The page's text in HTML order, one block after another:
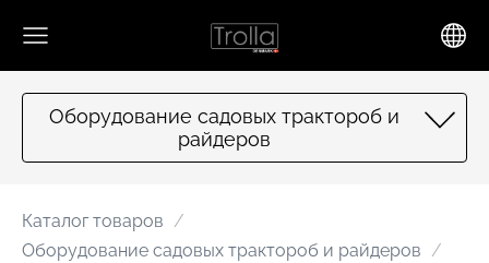
Оборудование садовых трактороб и
райдеров
Каталог товаров
Оборудование садовых трактороб и райдеров